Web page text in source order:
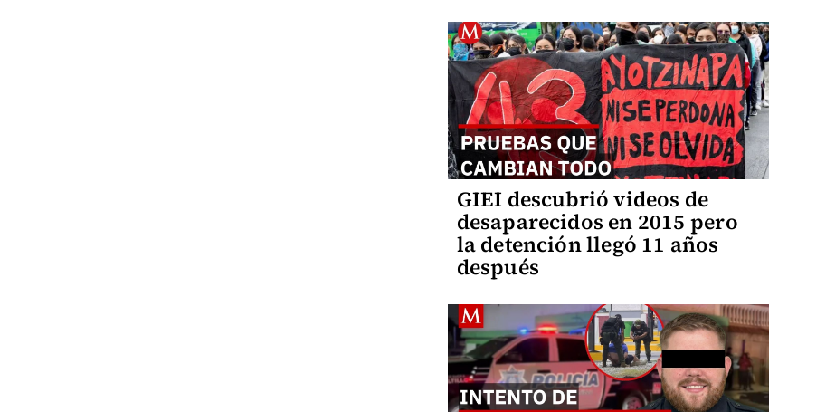
GIEI descubrió videos de
desaparecidos en 2015 pero
la detención llegó 11 años
después